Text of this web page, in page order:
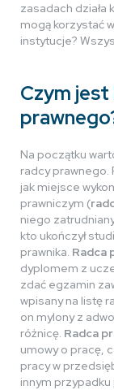
zasadach działa
mogą korzystać
instytucje?
Czym
Na początku
radcy prawnego.
jak miejsce
prawniczym (
niego
kto ukończył
prawnika. Radca
dyplomem z
zdać egzamin
wpisany na listę
on mylony z
różnicę. Radca
umowy o pracę,
pracy w
innym